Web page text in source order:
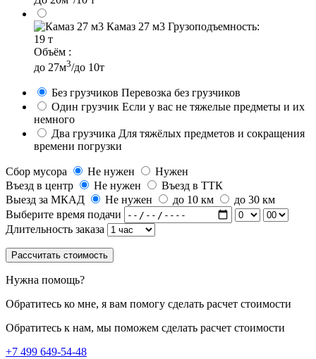
Камаз 27 м3 Грузоподъемность:
19 т
Объём :
до 27м3/до 10т
Без грузчиков Перевозка без грузчиков
Один грузчик Если у вас не тяжелые предметы и их
немного
Два грузчика Для тяжёлых предметов и сокращения
времени погрузки
Сбор мусора Не нужен
Нужен
Въезд в центр
Не нужен
Въезд в ТТК
Выезд за МКАД
Не нужен до 10 км
до 30 км
Выберите время подачи
Длительность заказа
Рассчитать стоимость
Нужна помощь?
Обратитесь ко мне, я вам помогу сделать расчет стоимости
Обратитесь к нам, мы поможем сделать расчет стоимости
+7 499 649-54-48